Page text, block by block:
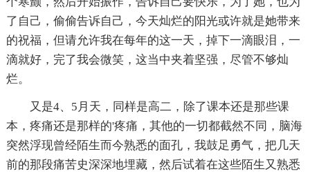
了自己，偷偷告诉自己，今天灿烂的阳光或许就是她带来
的祝福，但请允许我在每年的这一天，掉下一滴眼泪，一
滴就好，完了我会微笑，这当中夹着坚强，尽管不够灿
烂。
又是4、5月天，同样是高二，除了课本还是那些课
本，疼痛还是那样的'疼痛，其他的一切都截然不同，脑海
突然浮现曾经陌生而今熟悉的面孔，我鼓足勇气，把几天
前的那段痛苦史深深地埋藏，然后试着在这些陌生又熟悉